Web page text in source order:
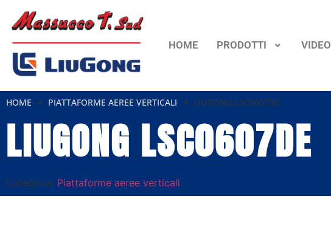
HOME PRODOTTI VIDEO
HOME PIATTAFORME AEREE VERTICALI LIUGONG LSC0607DE
LIUGONG LSC0607DE
Categoria: Piattaforme aeree verticali